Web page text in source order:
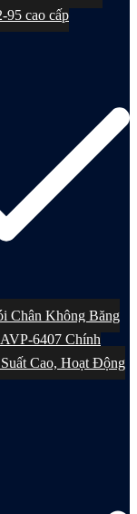
95 cao cấp
Chân Không Băng
6407 Chính
Cao, Hoạt Động